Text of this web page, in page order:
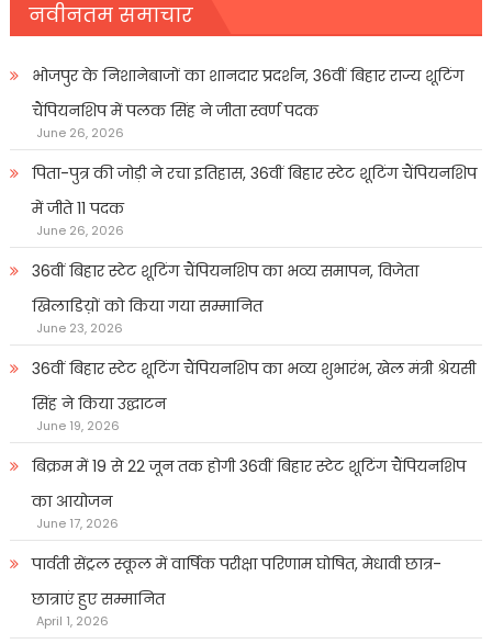
नवीनतम समाचार
भोजपुर के निशानेबाजों का शानदार प्रदर्शन, 36वीं बिहार राज्य शूटिंग
चैंपियनशिप में पलक सिंह ने जीता स्वर्ण पदक
June 26, 2026
पिता-पुत्र की जोड़ी ने रचा इतिहास, 36वीं बिहार स्टेट शूटिंग चैंपियनशिप
में जीते 11 पदक
June 26, 2026
36वीं बिहार स्टेट शूटिंग चैंपियनशिप का भव्य समापन, विजेता
खिलाडिय़ों को किया गया सम्मानित
June 23, 2026
36वीं बिहार स्टेट शूटिंग चैंपियनशिप का भव्य शुभारंभ, खेल मंत्री श्रेयसी
सिंह ने किया उद्घाटन
June 19, 2026
बिक्रम में 19 से 22 जून तक होगी 36वीं बिहार स्टेट शूटिंग चैंपियनशिप
का आयोजन
June 17, 2026
पार्वती सेंट्रल स्कूल में वार्षिक परीक्षा परिणाम घोषित, मेधावी छात्र-
छात्राएं हुए सम्मानित
April 1, 2026